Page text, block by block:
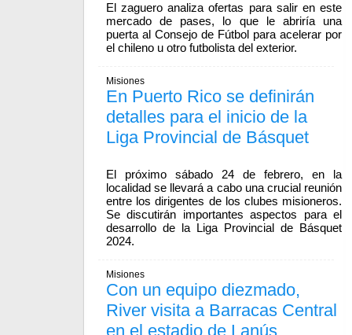
El zaguero analiza ofertas para salir en este
mercado de pases, lo que le abriría una
puerta al Consejo de Fútbol para acelerar por
el chileno u otro futbolista del exterior.
Misiones
En Puerto Rico se definirán
detalles para el inicio de la
Liga Provincial de Básquet
El próximo sábado 24 de febrero, en la
localidad se llevará a cabo una crucial reunión
entre los dirigentes de los clubes misioneros.
Se discutirán importantes aspectos para el
desarrollo de la Liga Provincial de Básquet
2024.
Misiones
Con un equipo diezmado,
River visita a Barracas Central
en el estadio de Lanús